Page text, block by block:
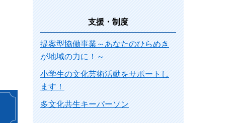
支援・制度
提案型協働事業～あなたのひらめき
が地域の力に！～
小学生の文化芸術活動をサポートし
ます！
多文化共生キーパーソン